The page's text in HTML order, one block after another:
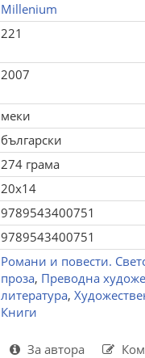
Millenium
221
2007
меки
български
274 грама
20x14
9789543400751
9789543400751
Романи и повести.
проза, Преводна
литература,
Книги
За автора